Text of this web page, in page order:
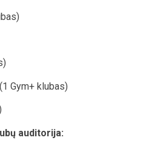
(1 Gym+ klubas)
auditorija: